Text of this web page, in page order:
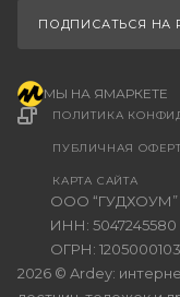
2026 © Ardey:
ООО “ГУДХОУМ”
ИНН: 5047245580
ОГРН:
ПОЛИТИКА
ПУБЛИЧНАЯ
КАРТА САЙТА
ПОДПИСАТЬСЯ НА
МЫ НА ЯМАРКЕТЕ